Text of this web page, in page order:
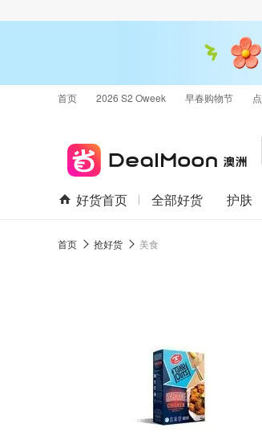
首页 2026 S2 Oweek 早春购物节
好货首页 全部好货 护肤
首页 抢好货 美食